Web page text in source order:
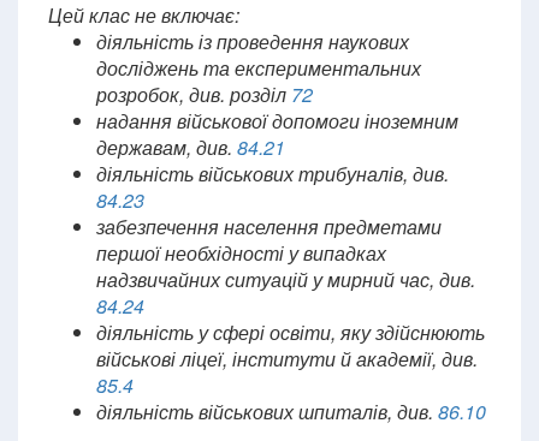
Цей клас не включає:
діяльність із проведення наукових
досліджень та експериментальних
розробок, див. розділ 72
надання військової допомоги іноземним
державам, див. 84.21
діяльність військових трибуналів, див.
84.23
забезпечення населення предметами
першої необхідності у випадках
надзвичайних ситуацій у мирний час, див.
84.24
діяльність у сфері освіти, яку здійснюють
військові ліцеї, інститути й академії, див.
85.4
діяльність військових шпиталів, див. 86.10